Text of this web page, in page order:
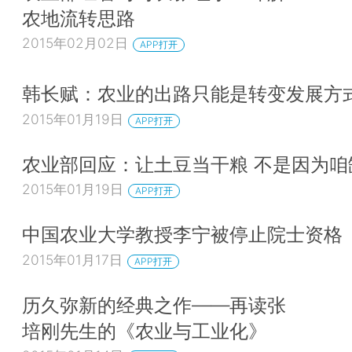
农地流转思路
2015年02月02日 APP打开
韩长赋：农业的出路只能是转变发展方
2015年01月19日 APP打开
农业部回应：让土豆当干粮 不是因为
2015年01月19日 APP打开
中国农业大学教授李宁被停止院士资格
2015年01月17日 APP打开
历久弥新的经典之作——再读张
培刚先生的《农业与工业化》